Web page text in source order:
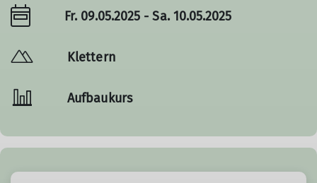
Fr. 09.05.2025 - Sa. 10.05.2025
Klettern
Aufbaukurs